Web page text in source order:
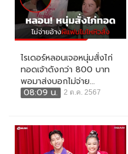
ไรเดอร์หลอนเจอหนุ่มสั่งไก่
ทอดเจ้าดังกว่า 800 บาท
พอมาส่งบอกไม่จ่าย...
08:09 น.
2 ต.ค. 2567